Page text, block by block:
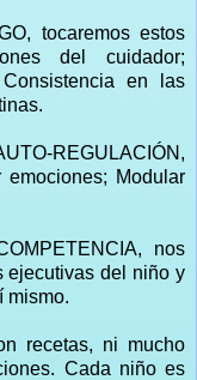
tocaremos estos
del cuidador;
en las
REGULACIÓN,
emociones; Modular
nos
ejecutivas del niño y
mismo.
recetas, ni mucho
Cada niño es